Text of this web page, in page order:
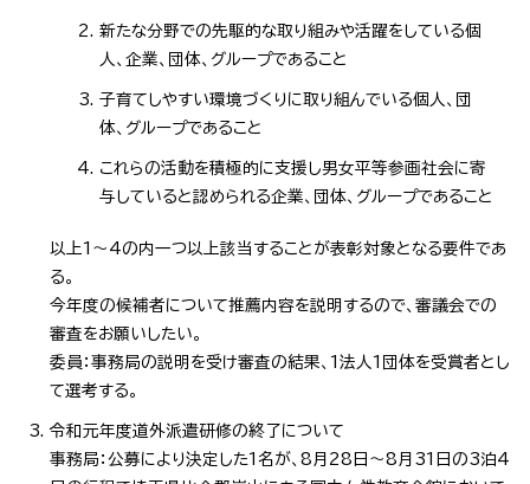
新たな分野での先駆的な取り組みや活躍をしている個
人、企業、団体、グループであること
子育てしやすい環境づくりに取り組んでいる個人、団
体、グループであること
これらの活動を積極的に支援し男女平等参画社会に寄
与していると認められる企業、団体、グループであること
以上1～4の内一つ以上該当することが表彰対象となる要件であ
る。
今年度の候補者について推薦内容を説明するので、審議会での
審査をお願いしたい。
委員：事務局の説明を受け審査の結果、1法人1団体を受賞者とし
て選考する。
令和元年度道外派遣研修の終了について
事務局：公募により決定した1名が、8月28日～8月31日の3泊4